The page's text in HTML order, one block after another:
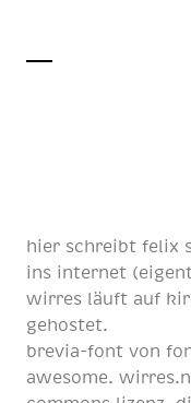
hier schreibt felix
ins internet
wirres läuft auf
gehostet.
brevia-font von
awesome.